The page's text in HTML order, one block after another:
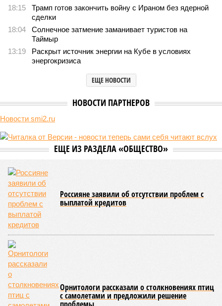
18:15
Трамп готов закончить войну с Ираном без ядерной
сделки
18:04
Солнечное затмение заманивает туристов на
Таймыр
13:19
Раскрыт источник энергии на Кубе в условиях
энергокризиса
ЕЩЕ НОВОСТИ
НОВОСТИ ПАРТНЕРОВ
Новости smi2.ru
ЕЩЕ ИЗ РАЗДЕЛА «ОБЩЕСТВО»
Россияне заявили об отсутствии проблем с
выплатой кредитов
Орнитологи рассказали о столкновениях птиц
с самолетами и предложили решение